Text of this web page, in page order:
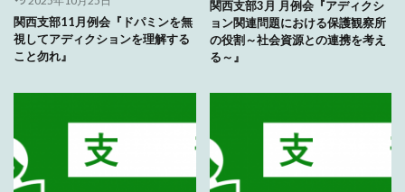
関西支部11月例会『ドパミンを無
視してアディクションを理解する
こと勿れ』
関西支部3月 月例会『アディクシ
ョン関連問題における保護観察所
の役割～社会資源との連携を考え
る～』